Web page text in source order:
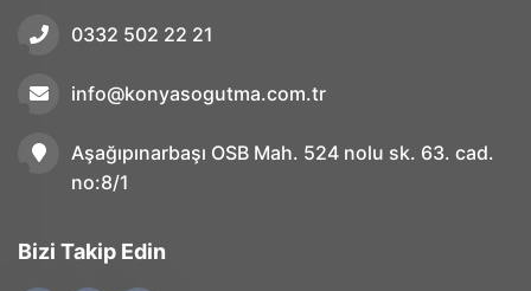
0332 502 22 21
info@konyasogutma.com.tr
Aşağıpınarbaşı OSB Mah. 524 nolu sk. 63. cad.
no:8/1
Bizi Takip Edin